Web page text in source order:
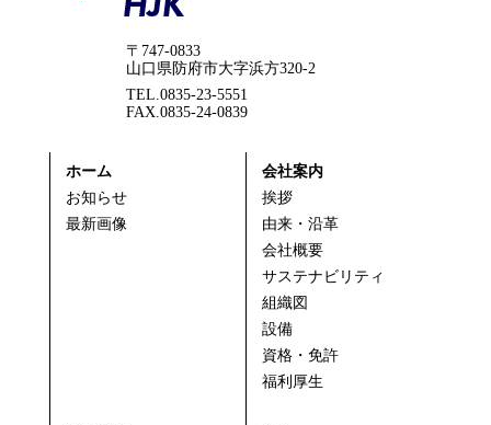
〒747-0833
山口県防府市大字浜方320-2
TEL.0835-23-5551
FAX.0835-24-0839
ホーム
お知らせ
最新画像
会社案内
挨拶
由来・沿革
会社概要
サステナビリティ
組織図
設備
資格・免許
福利厚生